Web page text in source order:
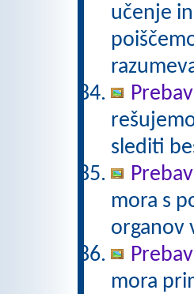
učenje
slediti
mora s
organov
mora